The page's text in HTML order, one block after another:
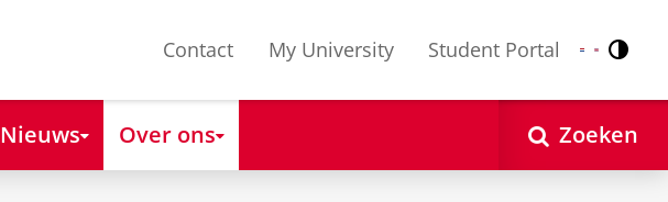
Contact My University Student Portal Nederlands
English
Nieuws Over ons Zoeken